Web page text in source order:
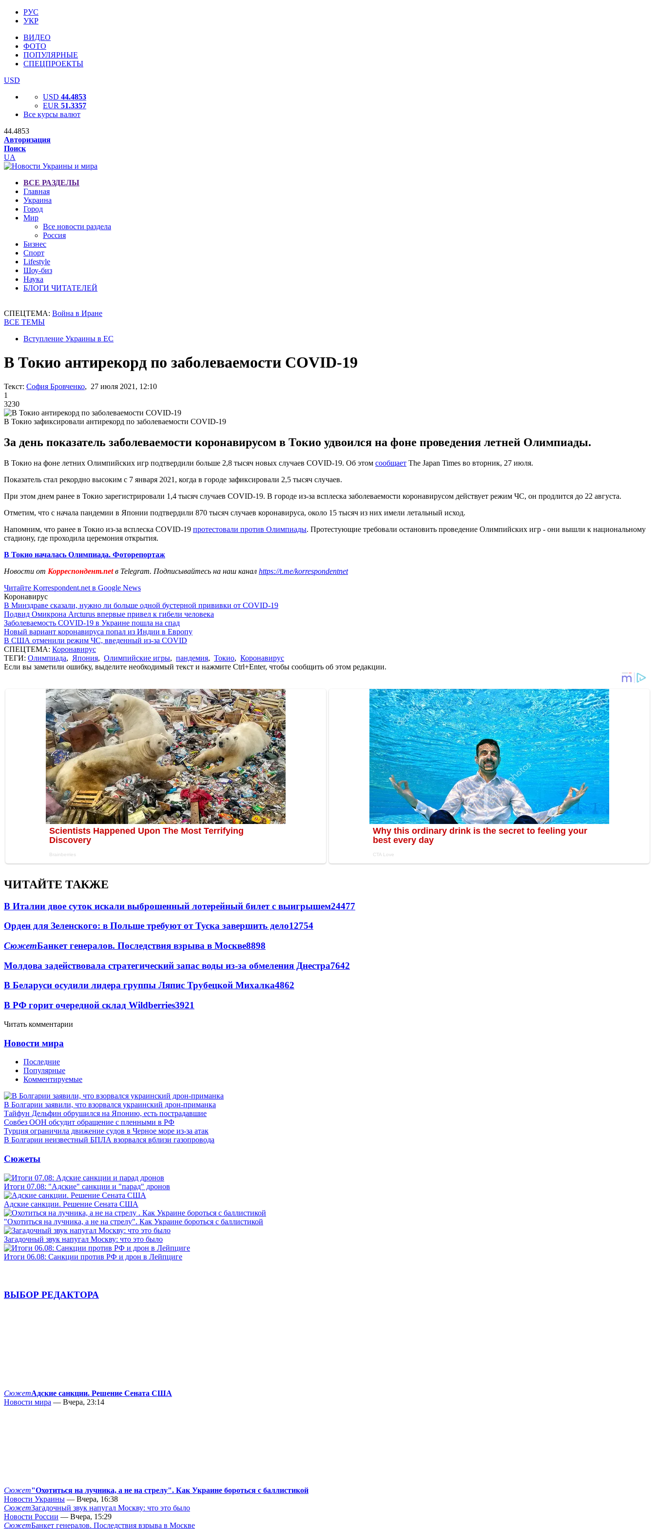
РУС
УКР
ВИДЕО
ФОТО
ПОПУЛЯРНЫЕ
СПЕЦПРОЕКТЫ
USD
USD 44.4853
EUR 51.3357
Все курсы валют
44.4853
Авторизация
Поиск
UA
ВСЕ РАЗДЕЛЫ
Главная
Украина
Город
Мир
Все новости раздела
Россия
Бизнес
Спорт
Lifestyle
Шоу-биз
Наука
БЛОГИ ЧИТАТЕЛЕЙ
СПЕЦТЕМА: Война в Иране
ВСЕ ТЕМЫ
Вступление Украины в ЕС
В Токио антирекорд по заболеваемости COVID-19
Текст: София Бровченко, 27 июля 2021, 12:10
1
3230
В Токио зафиксировали антирекорд по заболеваемости COVID-19
За день показатель заболеваемости коронавирусом в Токио удвоился на фоне проведения летней Олимпиады.
В Токио на фоне летних Олимпийских игр подтвердили больше 2,8 тысяч новых случаев COVID-19. Об этом сообщает The Japan Times во вторник, 27 июля.
Показатель стал рекордно высоким с 7 января 2021, когда в городе зафиксировали 2,5 тысяч случаев.
При этом днем ранее в Токио зарегистрировали 1,4 тысяч случаев COVID-19. В городе из-за всплеска заболеваемости коронавирусом действует режим ЧС, он продлится до 22 августа.
Отметим, что с начала пандемии в Японии подтвердили 870 тысяч случаев коронавируса, около 15 тысяч из них имели летальный исход.
Напомним, что ранее в Токио из-за всплеска COVID-19 протестовали против Олимпиады. Протестующие требовали остановить проведение Олимпийских игр - они вышли к национальному
стадиону, где проходила церемония открытия.
В Токио началась Олимпиада. Фоторепортаж
Новости от Корреспондент.netв Telegram. Подписывайтесь на наш канал https://t.me/korrespondentnet
Читайте Korrespondent.net в Google News
Коронавирус
В Минздраве сказали, нужно ли больше одной бустерной прививки от COVID-19
Подвид Омикрона Arcturus впервые привел к гибели человека
Заболеваемость COVID-19 в Украине пошла на спад
Новый вариант коронавируса попал из Индии в Европу
В США отменили режим ЧС, введенный из-за COVID
СПЕЦТЕМА: Коронавирус
ТЕГИ: Олимпиада, Япония, Олимпийские игры, пандемия, Токио, Коронавирус
Если вы заметили ошибку, выделите необходимый текст и нажмите Ctrl+Enter, чтобы сообщить об этом редакции.
ЧИТАЙТЕ ТАКЖЕ
В Италии двое суток искали выброшенный лотерейный билет с выигрышем24477
Орден для Зеленского: в Польше требуют от Туска завершить дело12754
СюжетБанкет генералов. Последствия взрыва в Москве8898
Молдова задействовала стратегический запас воды из-за обмеления Днестра7642
В Беларуси осудили лидера группы Ляпис Трубецкой Михалка4862
В РФ горит очередной склад Wildberries3921
Читать комментарии
Новости мира
Последние
Популярные
Комментируемые
В Болгарии заявили, что взорвался украинский дрон-приманка
Тайфун Дельфин обрушился на Японию, есть пострадавшие
Совбез ООН обсудит обращение с пленными в РФ
Турция ограничила движение судов в Черное море из-за атак
В Болгарии неизвестный БПЛА взорвался вблизи газопровода
Сюжеты
Итоги 07.08: "Адские" санкции и "парад" дронов
Адские санкции. Решение Сената США
"Охотиться на лучника, а не на стрелу". Как Украине бороться с баллистикой
Загадочный звук напугал Москву: что это было
Итоги 06.08: Санкции против РФ и дрон в Лейпциге
ВЫБОР РЕДАКТОРА
СюжетАдские санкции. Решение Сената США
Новости мира — Вчера, 23:14
Сюжет"Охотиться на лучника, а не на стрелу". Как Украине бороться с баллистикой
Новости Украины — Вчера, 16:38
СюжетЗагадочный звук напугал Москву: что это было
Новости России — Вчера, 15:29
СюжетБанкет генералов. Последствия взрыва в Москве